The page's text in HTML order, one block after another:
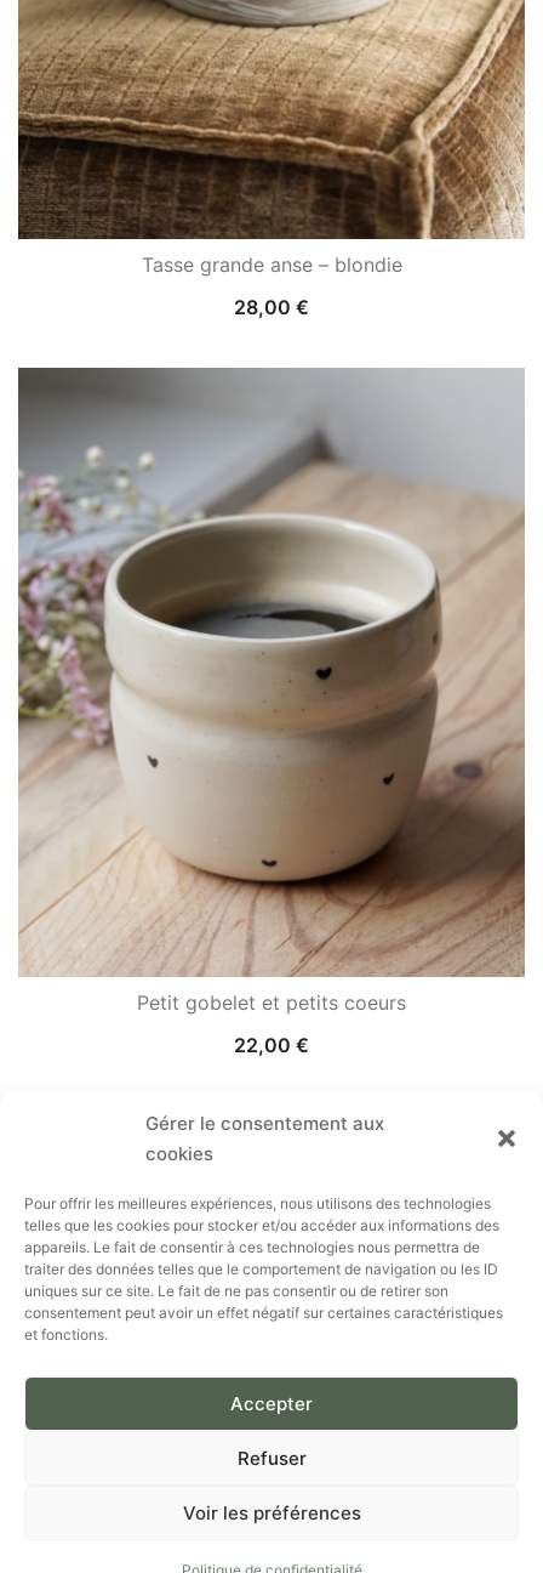
Gérer le consentement aux
cookies
Pour offrir les meilleures expériences, nous utilisons des technologies
telles que les cookies pour stocker et/ou accéder aux informations des
appareils. Le fait de consentir à ces technologies nous permettra de
traiter des données telles que le comportement de navigation ou les ID
uniques sur ce site. Le fait de ne pas consentir ou de retirer son
consentement peut avoir un effet négatif sur certaines caractéristiques
et fonctions.
Accepter
Refuser
Voir les préférences
Tasse grande anse – blondie
28,00 €
Petit gobelet et petits coeurs
22,00 €
contact@celinedupret.com
Strasbourg, 67000
France
Mentions légales∣Boutiques partenaires
∣Politique de confidentialité